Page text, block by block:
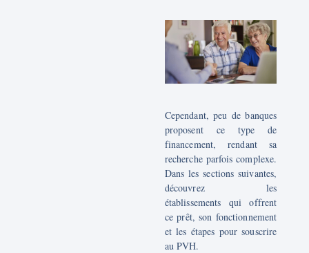
Cependant, peu de banques
proposent ce type de
financement, rendant sa
recherche parfois complexe.
Dans les sections suivantes,
découvrez les
établissements qui offrent
ce prêt, son fonctionnement
et les étapes pour souscrire
au PVH.